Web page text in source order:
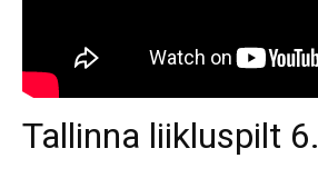
Tallinna liikluspilt